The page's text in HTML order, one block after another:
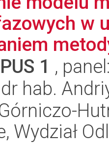
w
1 ,
hab.
Wydział